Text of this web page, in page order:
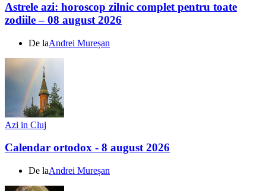
Astrele azi: horoscop zilnic complet pentru toate
zodiile – 08 august 2026
De laAndrei Mureșan
Azi in Cluj
Calendar ortodox - 8 august 2026
De laAndrei Mureșan